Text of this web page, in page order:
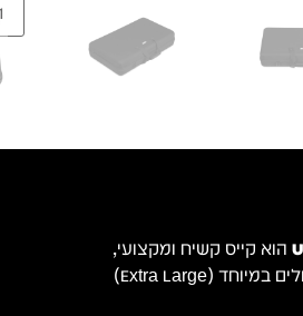
הוא קייס קשיח ומקצועי,
המיועד לספק הגנה היקפית ונוחות מרבית לקונטרולרים גדולים במיוחד (Extra Large)